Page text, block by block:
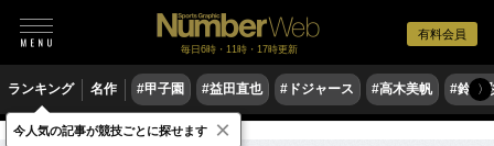
有料会員
毎日6時・11時・17時更新
ランキング 名作 #甲子園 #益田直也 #ドジャース #高木美帆 #鈴木
〉
陸上 駅伝
今人気の記事が競技ごとに探せます ×